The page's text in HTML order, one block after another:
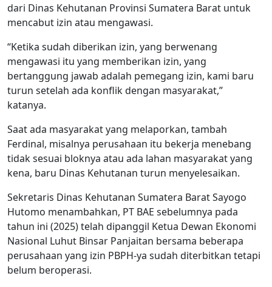
dari Dinas Kehutanan Provinsi Sumatera Barat untuk
mencabut izin atau mengawasi.
“Ketika sudah diberikan izin, yang berwenang
mengawasi itu yang memberikan izin, yang
bertanggung jawab adalah pemegang izin, kami baru
turun setelah ada konflik dengan masyarakat,”
katanya.
Saat ada masyarakat yang melaporkan, tambah
Ferdinal, misalnya perusahaan itu bekerja menebang
tidak sesuai bloknya atau ada lahan masyarakat yang
kena, baru Dinas Kehutanan turun menyelesaikan.
Sekretaris Dinas Kehutanan Sumatera Barat Sayogo
Hutomo menambahkan, PT BAE sebelumnya pada
tahun ini (2025) telah dipanggil Ketua Dewan Ekonomi
Nasional Luhut Binsar Panjaitan bersama beberapa
perusahaan yang izin PBPH-ya sudah diterbitkan tetapi
belum beroperasi.